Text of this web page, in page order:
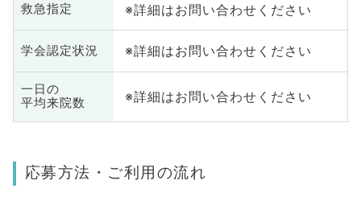
救急指定 ※詳細はお問い合わせください
学会認定状況 ※詳細はお問い合わせください
一日の
平均来院数
※詳細はお問い合わせください
応募方法・ご利用の流れ